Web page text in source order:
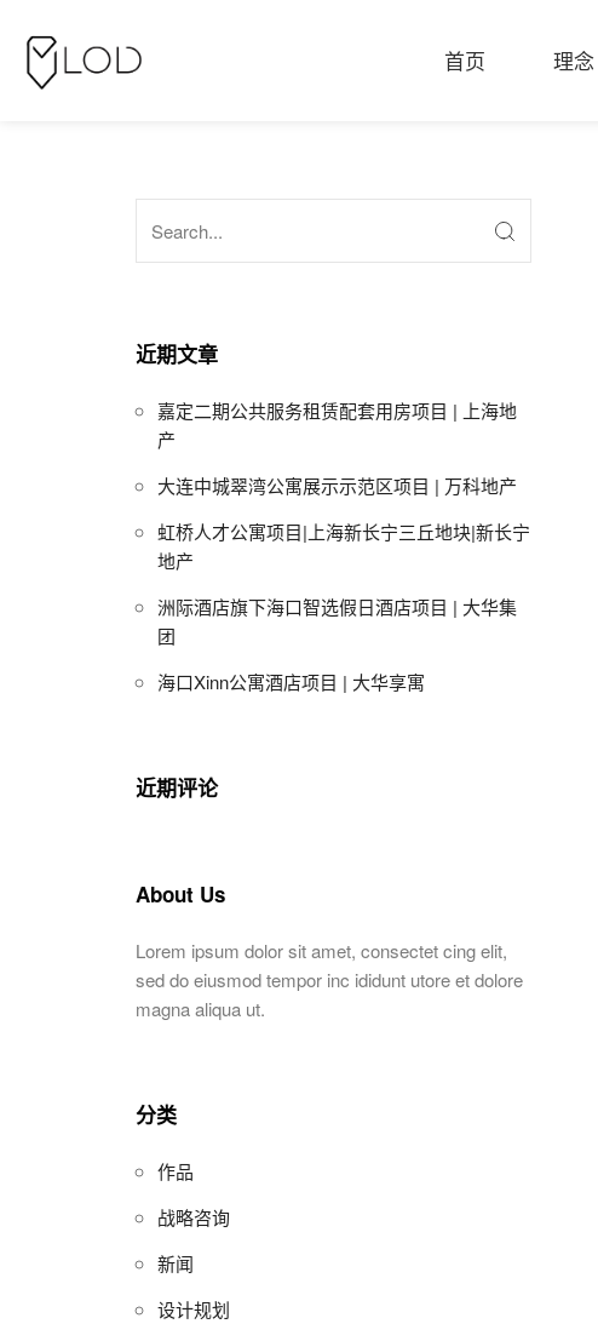
首页 理念
近期文章
嘉定二期公共服务租赁配套用房项目 | 上海地
产
大连中城翠湾公寓展示示范区项目 | 万科地产
虹桥人才公寓项目|上海新长宁三丘地块|新长宁
地产
洲际酒店旗下海口智选假日酒店项目 | 大华集
团
海口Xinn公寓酒店项目 | 大华享寓
近期评论
About Us
Lorem ipsum dolor sit amet, consectet cing elit,
sed do eiusmod tempor inc ididunt utore et dolore
magna aliqua ut.
分类
作品
战略咨询
新闻
设计规划